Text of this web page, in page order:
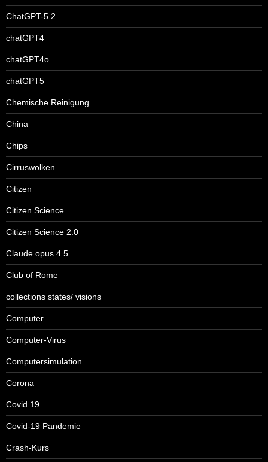
ChatGPT-5.2
chatGPT4
chatGPT4o
chatGPT5
Chemische Reinigung
China
Chips
Cirruswolken
Citizen
Citizen Science
Citizen Science 2.0
Claude opus 4.5
Club of Rome
collections states/ visions
Computer
Computer-Virus
Computersimulation
Corona
Covid 19
Covid-19 Pandemie
Crash-Kurs